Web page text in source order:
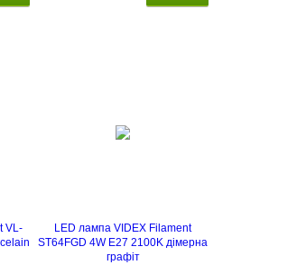
VL-
LED лампа VIDEX Filament
ST64FGD 4W E27 2100K дімерна
графіт